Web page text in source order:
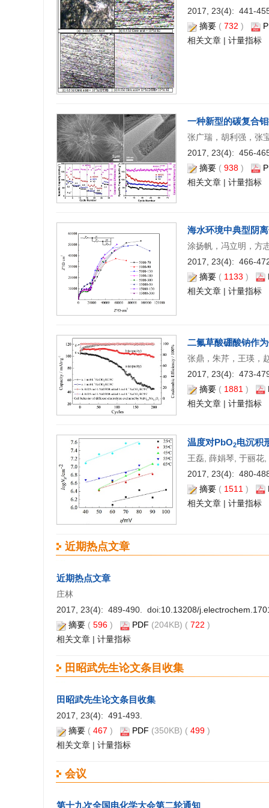
2017, 23(4): 441-
摘要( 732 )
相关文章| 计量指标
一种新型的碳复合
张广瑞，胡利强，张
2017, 23(4): 456-
摘要( 938)
相关文章| 计量指标
海水环境中典型阴
涂扬帆，冯立明，方
2017, 23(4): 466-
摘要( 1133 )
相关文章| 计量指标
二氟草酸硼酸钠作
张鼎，朱芹，王瑛，
2017, 23(4): 473-
摘要( 1881 )
相关文章| 计量指标
温度对PbO2电沉积
王磊, 薛娟琴, 于丽花
2017, 23(4): 480-
摘要( 1511 )
相关文章| 计量指标
近期热点文章
近期热点文章
庄林
2017, 23(4): 489-490. doi:10.13208/
摘要 ( 596 ) PDF (204KB) ( 722 )
相关文章 | 计量指标
田昭武先生论文条目收集
田昭武先生论文条目收集
2017, 23(4): 491-493.
摘要 ( 467 ) PDF (350KB) ( 499 )
相关文章 | 计量指标
会议
第十九次全国电化学大会第二轮通知